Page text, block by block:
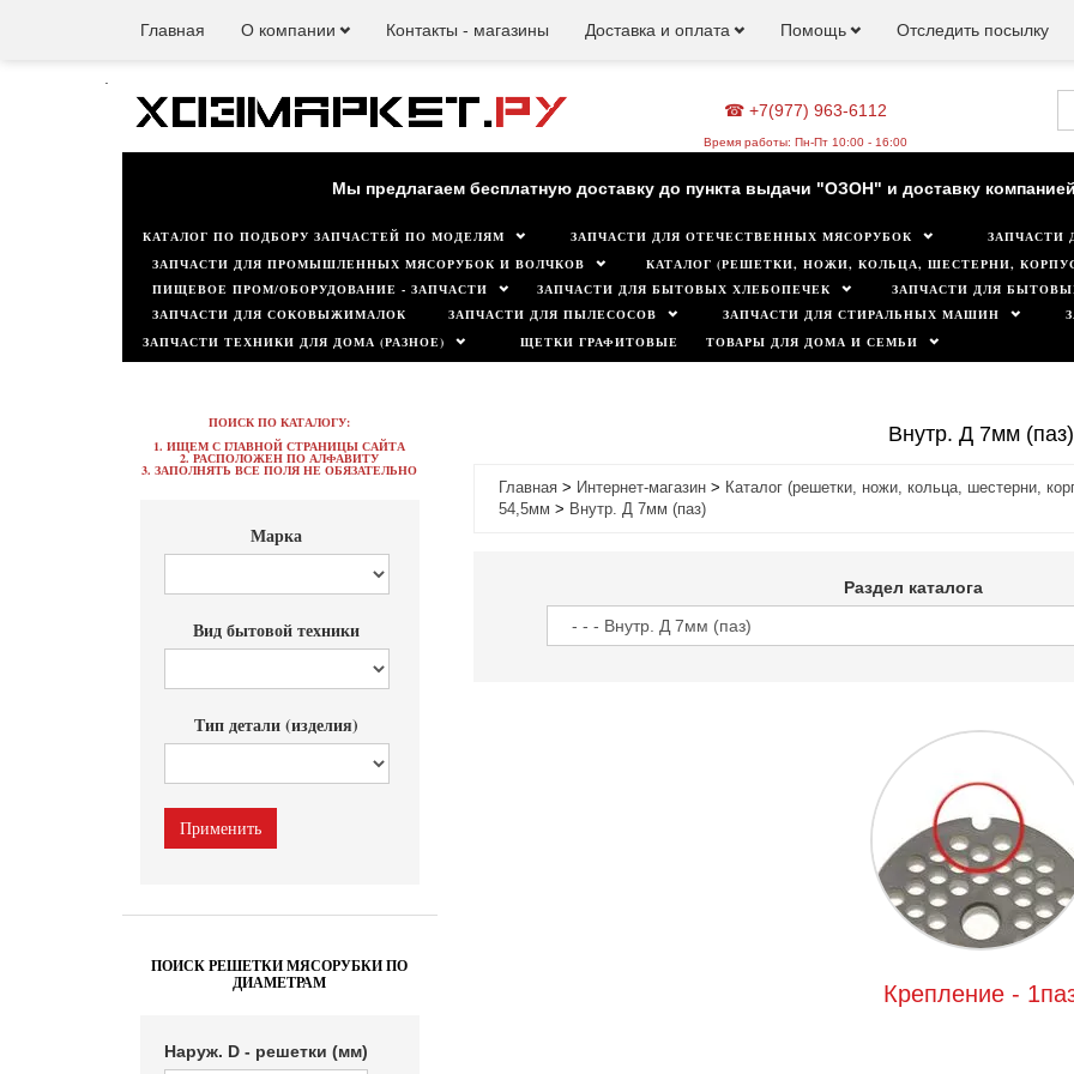
Главная О компании Контакты - магазины Доставка и оплата Помощь Отследить посылку
☎ +7(977) 963-6112
Время работы: Пн-Пт 10:00 - 16:00
Наш магазин работает для вас в обычном режиме. Все цены на сайте
Мы предлагаем бесплатную доставку до пункта выдачи "ОЗОН" и доставку
Минимальная сумма заказа 500 руб.
КАТАЛОГ ПО ПОДБОРУ ЗАПЧАСТЕЙ ПО МОДЕЛЯМ ЗАПЧАСТИ ДЛЯ ОТЕЧЕСТВЕННЫХ МЯСОРУБОК
ЗАПЧАСТИ
ЗАПЧАСТИ ДЛЯ ПРОМЫШЛЕННЫХ МЯСОРУБОК И ВОЛЧКОВ
КАТАЛОГ (РЕШЕТКИ, НОЖИ, КОЛЬЦА, ШЕСТЕРНИ,
ПИЩЕВОЕ ПРОМ/ОБОРУДОВАНИЕ - ЗАПЧАСТИ
ЗАПЧАСТИ ДЛЯ БЫТОВЫХ ХЛЕБОПЕЧЕК
ЗАПЧАСТИ ДЛЯ
ЗАПЧАСТИ ДЛЯ СОКОВЫЖИМАЛОК
ЗАПЧАСТИ ДЛЯ ПЫЛЕСОСОВ ЗАПЧАСТИ ДЛЯ СТИРАЛЬНЫХ МАШИН
ЗАПЧАСТИ ТЕХНИКИ ДЛЯ ДОМА (РАЗНОЕ)
ЩЕТКИ ГРАФИТОВЫЕ ТОВАРЫ ДЛЯ ДОМА И СЕМЬИ
Внутр. Д 7мм (паз)
Главная> Интернет-магазин> Каталог (решетки, ножи, кольца, шестерни,
54,5мм > Внутр. Д 7мм (паз)
Раздел каталога
Крепление -
ПОИСК ПО КАТАЛОГУ:
1. ИЩЕМ С ГЛАВНОЙ СТРАНИЦЫ САЙТА
2. РАСПОЛОЖЕН ПО АЛФАВИТУ
3. ЗАПОЛНЯТЬ ВСЕ ПОЛЯ НЕ ОБЯЗАТЕЛЬНО
Марка
Вид бытовой техники
Тип детали (изделия)
ПОИСК РЕШЕТКИ МЯСОРУБКИ ПО
ДИАМЕТРАМ
Наруж. D - решетки (мм)